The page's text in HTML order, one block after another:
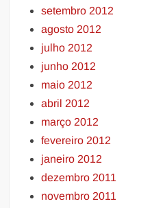
setembro 2012
agosto 2012
julho 2012
junho 2012
maio 2012
abril 2012
março 2012
fevereiro 2012
janeiro 2012
dezembro 2011
novembro 2011